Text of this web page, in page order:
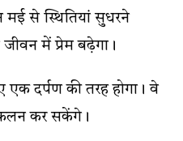
मई से स्थितियां सुधरने
में प्रेम बढ़ेगा।
एक दर्पण की तरह होगा। वे
कर सकेंगे।